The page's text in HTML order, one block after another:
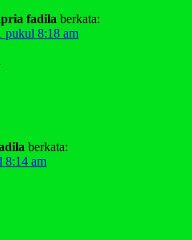
fadila berkata:
pukul 8:18 am
berkata:
8:14 am